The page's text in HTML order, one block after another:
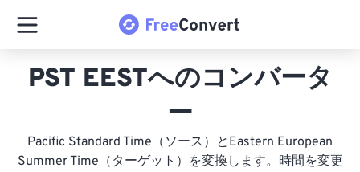
PST EESTへのコンバータ
ー
Pacific Standard Time（ソース）とEastern European
Summer Time（ターゲット）を変換します。時間を変更